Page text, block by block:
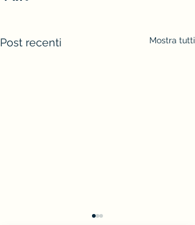
Post recenti Mostra tutti